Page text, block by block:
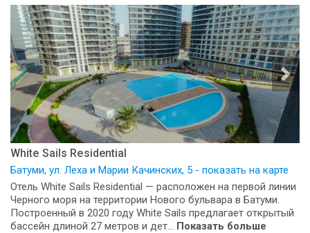
White Sails Residential
Батуми, ул. Леха и Марии Качинских, 5 - показать на карте
Отель White Sails Residential — расположен на первой линии
Черного моря на территории Нового бульвара в Батуми.
Построенный в 2020 году White Sails предлагает открытый
бассейн длиной 27 метров и дет... Показать больше